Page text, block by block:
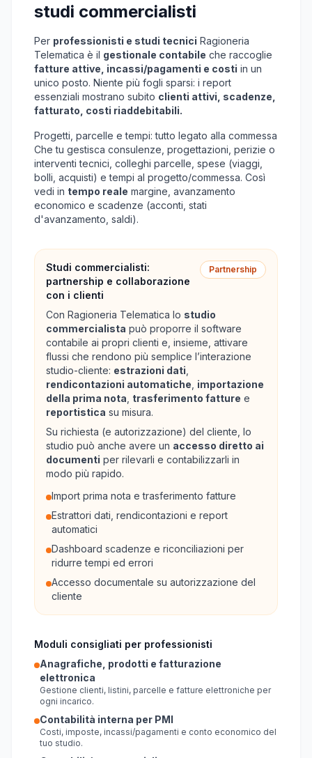
studi commercialisti
Per professionisti e studi tecnici Ragioneria
Telematica è il gestionale contabile che raccoglie
fatture attive, incassi/pagamenti e costi in un
unico posto. Niente più fogli sparsi: i report
essenziali mostrano subito clienti attivi, scadenze,
fatturato, costi riaddebitabili.
Progetti, parcelle e tempi: tutto legato alla commessa
Che tu gestisca consulenze, progettazioni, perizie o
interventi tecnici, colleghi parcelle, spese (viaggi,
bolli, acquisti) e tempi al progetto/commessa. Così
vedi in tempo reale margine, avanzamento
economico e scadenze (acconti, stati
d'avanzamento, saldi).
Studi commercialisti:
partnership e collaborazione
con i clienti
Partnership
Con Ragioneria Telematica lo studio
commercialista può proporre il software
contabile ai propri clienti e, insieme, attivare
flussi che rendono più semplice l’interazione
studio-cliente: estrazioni dati
rendicontazioni automatiche importazione
della prima nota trasferimento fatture e
reportistica su misura.
Su richiesta (e autorizzazione) del cliente, lo
studio può anche avere un accesso diretto ai
documenti per rilevarli e contabilizzarli in
modo più rapido.
Import prima nota e trasferimento fatture
Estrattori dati, rendicontazioni e report
automatici
Dashboard scadenze e riconciliazioni per
ridurre tempi ed errori
Accesso documentale su autorizzazione del
cliente
Moduli consigliati per professionisti
Anagrafiche, prodotti e fatturazione
elettronica
Gestione clienti, listini, parcelle e fatture elettroniche per
ogni incarico.
Contabilità interna per PMI
Costi, imposte, incassi/pagamenti e conto economico del
tuo studio.